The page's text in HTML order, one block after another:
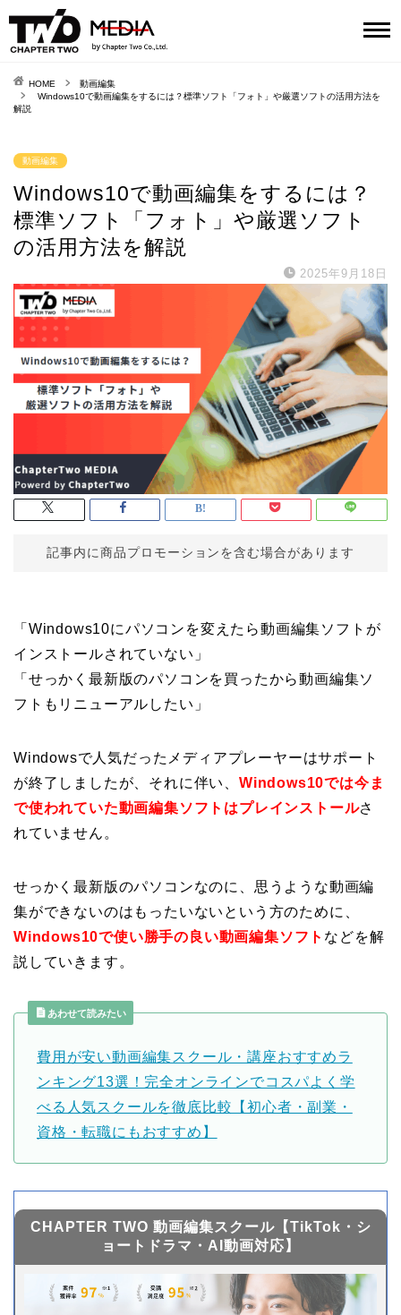
HOME
動画編集
Windows10で動画編集をするには？標準ソフト「フォト」や厳選ソフトの活用方法を
解説
動画編集
Windows10で動画編集をするには？
標準ソフト「フォト」や厳選ソフト
の活用方法を解説
2025年9月18日
記事内に商品プロモーションを含む場合があります
「Windows10にパソコンを変えたら動画編集ソフトが
インストールされていない」
「せっかく最新版のパソコンを買ったから動画編集ソ
フトもリニューアルしたい」
Windowsで人気だった メディアプレーヤーはサポート
が終了 しましたが、それに伴い、Windows10では今ま
で使われていた動画編集ソフトはプレインストールさ
れていません。
せっかく最新版のパソコンなのに、思うような動画編
集ができないのはもったいないという方のために、
Windows10で使い勝手の良い動画編集ソフト などを解
説していきます。
あわせて読みたい
費用が安い動画編集スクール・講座おすすめラ
ンキング13選！完全オンラインでコスパよく学
べる人気スクールを徹底比較【初心者・副業・
資格・転職にもおすすめ】
CHAPTER TWO 動画編集スクール【TikTok・シ
ョートドラマ・AI動画対応】